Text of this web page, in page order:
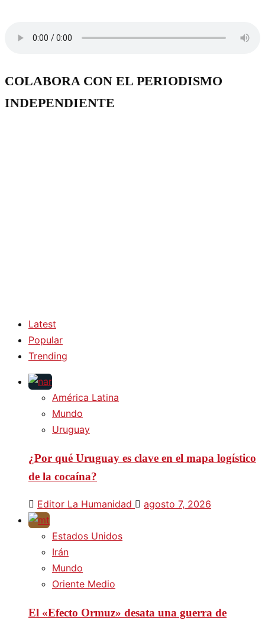
COLABORA CON EL PERIODISMO
INDEPENDIENTE
Latest
Popular
Trending
América Latina
Mundo
Uruguay
¿Por qué Uruguay es clave en el mapa logístico
de la cocaína?
Editor La Humanidad agosto 7, 2026
Estados Unidos
Irán
Mundo
Oriente Medio
El «Efecto Ormuz» desata una guerra de